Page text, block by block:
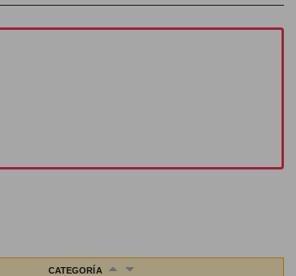
CATEGORÍA